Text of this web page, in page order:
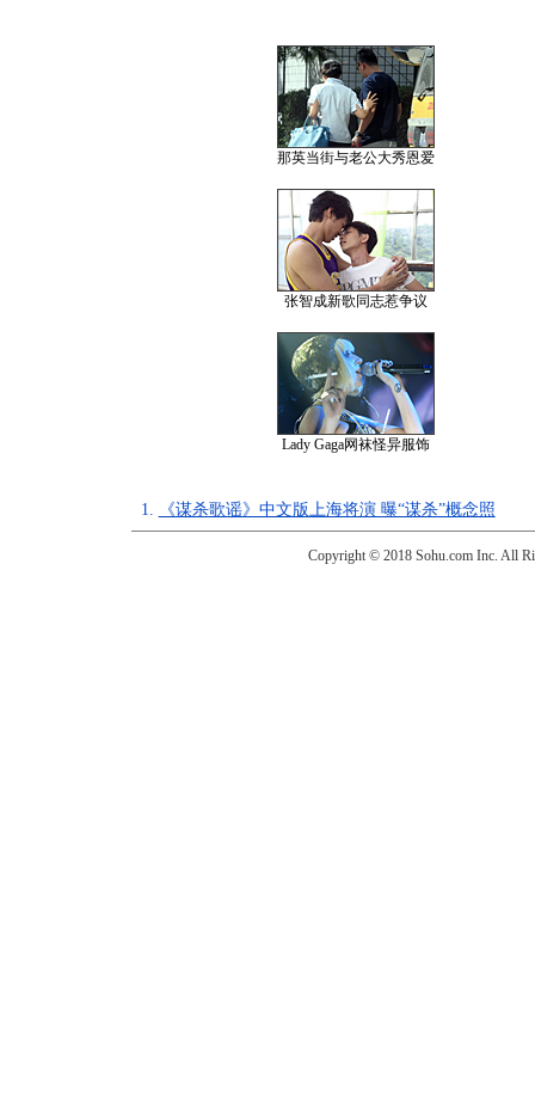
那英当街与老公大秀恩爱
张智成新歌同志惹争议
Lady Gaga网袜怪异服饰
1. 《谋杀歌谣》中文版上海将演 曝“谋杀”概念照
Copyright © 2018 Sohu.com Inc. All